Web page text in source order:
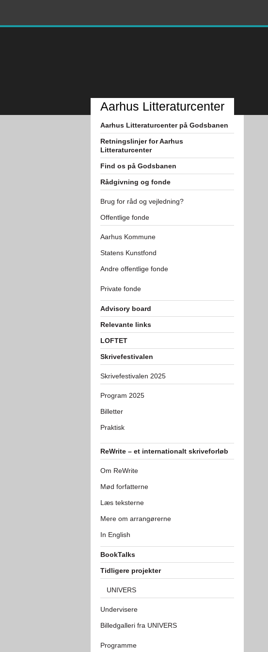
Aarhus Litteraturcenter
Aarhus Litteraturcenter på Godsbanen
Retningslinjer for Aarhus
Litteraturcenter
Find os på Godsbanen
Rådgivning og fonde
Brug for råd og vejledning?
Offentlige fonde
Aarhus Kommune
Statens Kunstfond
Andre offentlige fonde
Private fonde
Advisory board
Relevante links
LOFTET
Skrivefestivalen
Skrivefestivalen 2025
Program 2025
Billetter
Praktisk
ReWrite – et internationalt skriveforløb
Om ReWrite
Mød forfatterne
Læs teksterne
Mere om arrangørerne
In English
BookTalks
Tidligere projekter
UNIVERS
Undervisere
Billedgalleri fra UNIVERS
Programme